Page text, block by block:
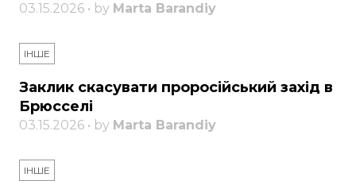
03.15.2026 • by Marta Barandiy
ІНШЕ
Заклик скасувати проросійський захід в
Брюсселі
03.15.2026 • by Marta Barandiy
ІНШЕ